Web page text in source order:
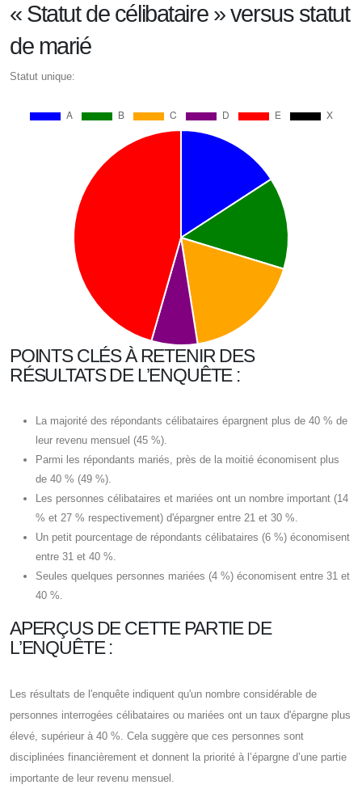
« Statut de célibataire » versus statut
de marié
Statut unique:
POINTS CLÉS À RETENIR DES
RÉSULTATS DE L’ENQUÊTE :
La majorité des répondants célibataires épargnent plus de 40 % de
leur revenu mensuel (45 %).
Parmi les répondants mariés, près de la moitié économisent plus
de 40 % (49 %).
Les personnes célibataires et mariées ont un nombre important (14
% et 27 % respectivement) d'épargner entre 21 et 30 %.
Un petit pourcentage de répondants célibataires (6 %) économisent
entre 31 et 40 %.
Seules quelques personnes mariées (4 %) économisent entre 31 et
40 %.
APERÇUS DE CETTE PARTIE DE
L’ENQUÊTE :
Les résultats de l'enquête indiquent qu'un nombre considérable de
personnes interrogées célibataires ou mariées ont un taux d'épargne plus
élevé, supérieur à 40 %. Cela suggère que ces personnes sont
disciplinées financièrement et donnent la priorité à l’épargne d’une partie
importante de leur revenu mensuel.